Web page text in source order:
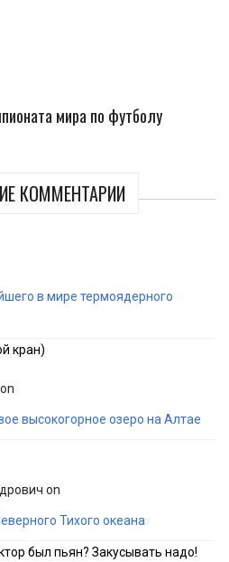
мира по футболу
КОММЕНТАРИИ
в мире термоядерного
кран)
on
высокогорное озеро на Алтае
on
Тихого океана
был пьян? Закусывать надо!